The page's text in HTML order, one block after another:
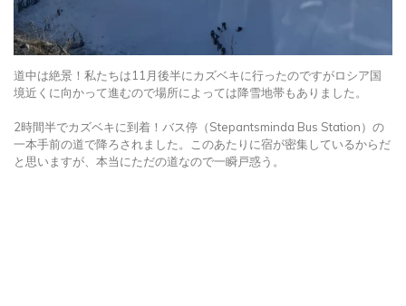
道中は絶景！私たちは11月後半にカズベキに行ったのですがロシア国
境近くに向かって進むので場所によっては降雪地帯もありました。
2時間半でカズベキに到着！バス停（Stepantsminda Bus Station）の
一本手前の道で降ろされました。このあたりに宿が密集しているからだ
と思いますが、本当にただの道なので一瞬戸惑う。